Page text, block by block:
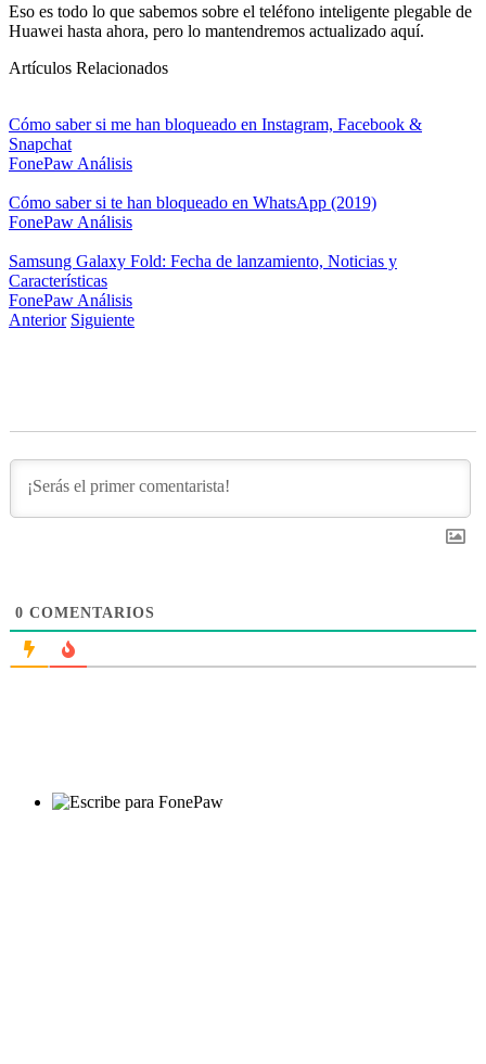
Eso es todo lo que sabemos sobre el teléfono inteligente plegable de
Huawei hasta ahora, pero lo mantendremos actualizado aquí.
Artículos Relacionados
Cómo saber si me han bloqueado en Instagram, Facebook &
Snapchat
FonePaw Análisis
Cómo saber si te han bloqueado en WhatsApp (2019)
FonePaw Análisis
Samsung Galaxy Fold: Fecha de lanzamiento, Noticias y
Características
FonePaw Análisis
Anterior Siguiente
0 COMENTARIOS